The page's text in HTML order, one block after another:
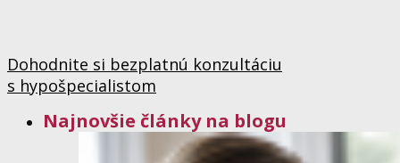
Dohodnite si bezplatnú konzultáciu
s hypošpecialistom
Najnovšie články na blogu